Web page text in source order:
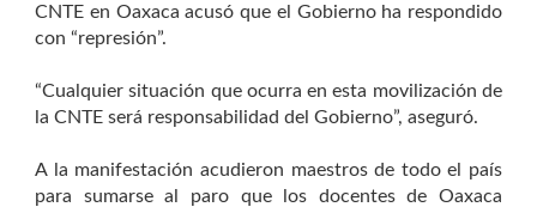
CNTE en Oaxaca acusó que el Gobierno ha respondido
con “represión”.
“Cualquier situación que ocurra en esta movilización de
la CNTE será responsabilidad del Gobierno”, aseguró.
A la manifestación acudieron maestros de todo el país
para sumarse al paro que los docentes de Oaxaca